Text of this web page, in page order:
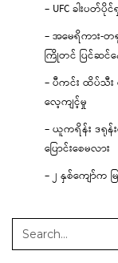
– UFC ခါးပတ်
– အမေရိကား-
ကြိုတင် ပြင်ဆင်
– ပီကင်း ထိပ်သီး
လေ့ကျင့်မှု
– ယူကရိန်း ဒရု
ပြောင်းစေမလား
– ၂ နှစ်ကျော်က